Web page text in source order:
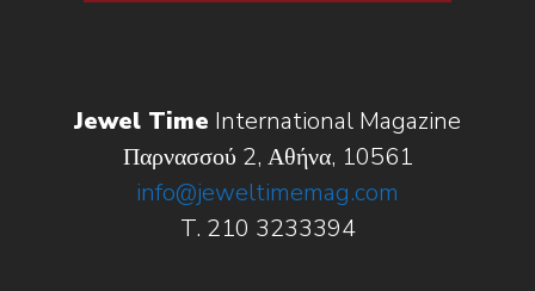
Jewel Time International Magazine
Παρνασσού 2, Αθήνα, 10561
info@jeweltimemag.com
T. 210 3233394